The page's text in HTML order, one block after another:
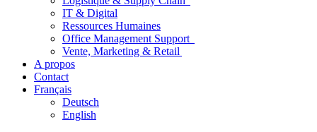
IT & Digital
Ressources Humaines
Office Management Support
Vente, Marketing & Retail
A propos
Contact
Français
Deutsch
English